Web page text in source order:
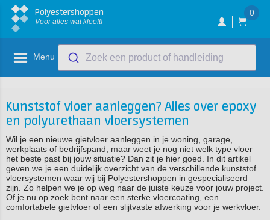
Polyestershoppen
Voor alles wat kleeft!
0
Menu Zoek een product of handleiding
Kunststof vloer aanleggen? Alles over epoxy
en polyurethaan vloersystemen
Wil je een nieuwe gietvloer aanleggen in je woning, garage,
werkplaats of bedrijfspand, maar weet je nog niet welk type vloer
het beste past bij jouw situatie? Dan zit je hier goed. In dit artikel
geven we je een duidelijk overzicht van de verschillende kunststof
vloersystemen waar wij bij Polyestershoppen in gespecialiseerd
zijn. Zo helpen we je op weg naar de juiste keuze voor jouw project.
Of je nu op zoek bent naar een sterke vloercoating, een
comfortabele gietvloer of een slijtvaste afwerking voor je werkvloer.